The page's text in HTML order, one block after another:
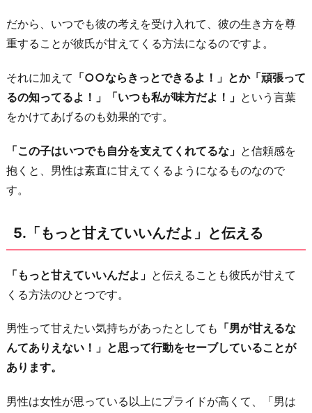
だから、いつでも彼の考えを受け入れて、彼の生き方を尊
重することが彼氏が甘えてくる方法になるのですよ。
それに加えて 「○○ならきっとできるよ！」とか「頑張って
るの知ってるよ！」「いつも私が味方だよ！」 という言葉
をかけてあげるのも効果的です。
「この子はいつでも自分を支えてくれてるな」 と信頼感を
抱くと、男性は素直に甘えてくるようになるものなので
す。
5.「もっと甘えていいんだよ」と伝える
「もっと甘えていいんだよ」 と伝えることも彼氏が甘えて
くる方法のひとつです。
男性って甘えたい気持ちがあったとしても 「男が甘えるな
んてありえない！」と思って行動をセーブしていることが
あります。
男性は女性が思っている以上にプライドが高くて、「男は